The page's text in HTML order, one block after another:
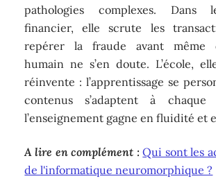
pathologies complexes. Dans
financier, elle scrute les
repérer la fraude avant même
humain ne s’en doute. L’école,
réinvente : l’apprentissage se
contenus s’adaptent à
l’enseignement gagne en fluidité et
A lire en complément : Qui sont les
de l'informatique neuromorphique ?